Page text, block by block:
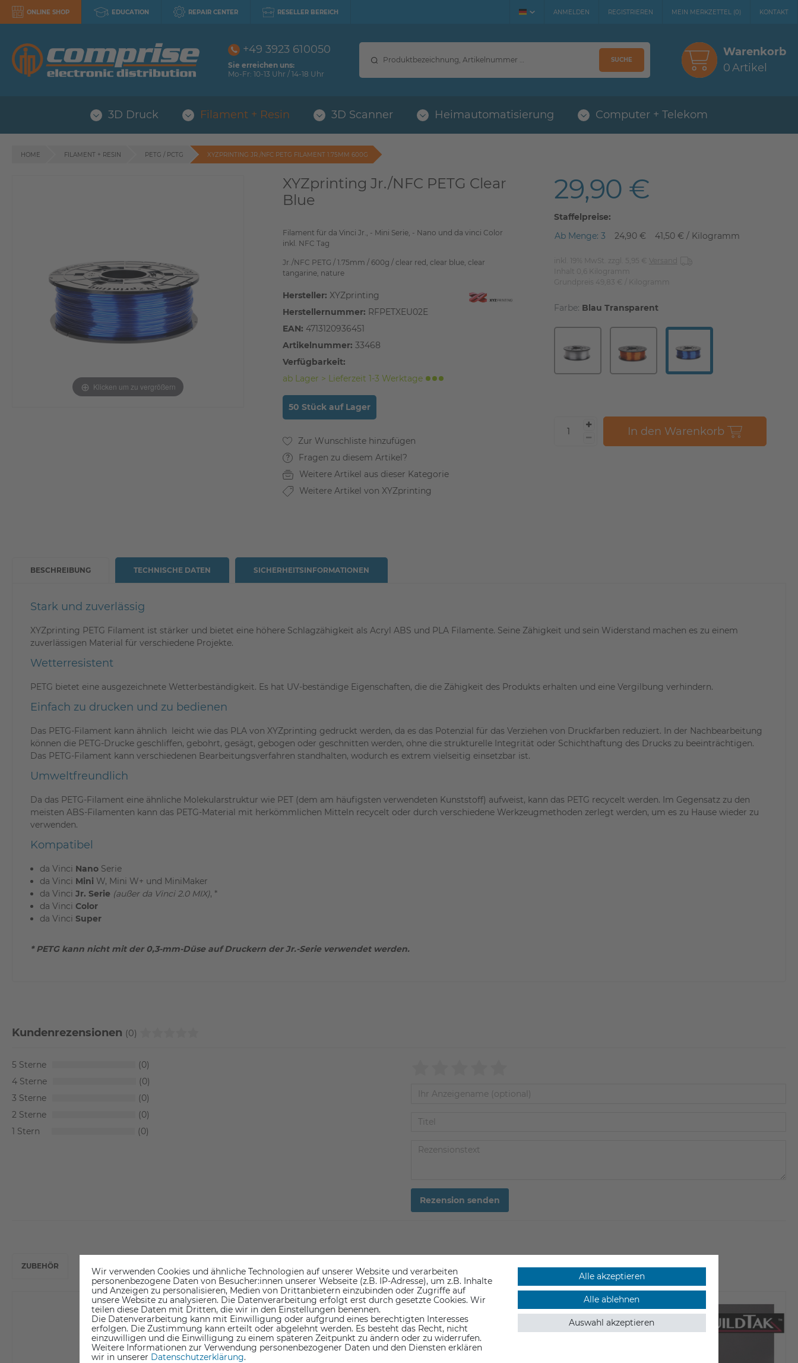
ONLINE SHOP EDUCATION REPAIR CENTER RESELLER BEREICH ANMELDEN REGISTRIEREN MEIN MERKZETTEL (0) KONTAKT
+49 3923 610050
Sie erreichen uns:
Mo-Fr: 10-13 Uhr / 14-18 Uhr
SUCHE
Warenkorb
0Artikel
3D Druck Filament + Resin 3D Scanner Heimautomatisierung Computer + Telekom
HOME FILAMENT + RESIN PETG / PCTG XYZPRINTING JR./NFC PETG FILAMENT 1.75MM 600G
Klicken um zu vergrößern
XYZprinting Jr./NFC PETG Clear
Blue
Filament für da Vinci Jr., - Mini Serie, - Nano und da vinci Color
inkl. NFC Tag
Jr./NFC PETG / 1.75mm / 600g / clear red, clear blue, clear
tangarine, nature
Hersteller: XYZprinting
Herstellernummer: RFPETXEU02E
EAN:4713120936451
Artikelnummer: 33468
Verfügbarkeit:
ab Lager > Lieferzeit 1-3 Werktage
50 Stück auf Lager
Fragen zu diesem Artikel?
Weitere Artikel aus dieser Kategorie
Weitere Artikel von XYZprinting
29,90 €
Staffelpreise:
Ab Menge: 3
24,90 € 41,50 € / Kilogramm
inkl. 19% MwSt. zzgl. 5,95 €
Versand
Inhalt
Kilogramm
49,83 € / Kilogramm
Farbe: Blau Transparent
In den Warenkorb
BESCHREIBUNG
Stark und zuverlässig
XYZprinting PETG Filament ist stärker und bietet eine höhere Schlagzähigkeit als Acryl ABS und PLA Filamente. Seine Zähigkeit und sein Widerstand machen es zu einem
zuverlässigen Material für verschiedene Projekte.
Wetterresistent
PETG bietet eine ausgezeichnete Wetterbeständigkeit. Es hat UV-beständige Eigenschaften, die die Zähigkeit des Produkts erhalten und eine Vergilbung verhindern.
Einfach zu drucken und zu bedienen
Das PETG-Filament kann ähnlich leicht wie das PLA von XYZprinting gedruckt werden, da es das Potenzial für das Verziehen von Druckfarben reduziert. In der Nachbearbeitung
können die PETG-Drucke geschliffen, gebohrt, gesägt, gebogen oder geschnitten werden, ohne die strukturelle Integrität oder Schichthaftung des Drucks zu beeinträchtigen.
Das PETG-Filament kann verschiedenen Bearbeitungsverfahren standhalten, wodurch es extrem vielseitig einsetzbar ist.
Umweltfreundlich
Da das PETG-Filament eine ähnliche Molekularstruktur wie PET (dem am häufigsten verwendeten Kunststoff) aufweist, kann das PETG recycelt werden. Im Gegensatz zu den
meisten ABS-Filamenten kann das PETG-Material mit herkömmlichen Mitteln recycelt oder durch verschiedene Werkzeugmethoden zerlegt werden, um es zu Hause wieder zu
verwenden.
Kompatibel
da Vinci Nano Serie
da Vinci Mini W, Mini W+ und MiniMaker
da Vinci Jr. Serie (außer da Vinci 2.0 MIX), *
da Vinci Color
da Vinci Super
* PETG kann nicht mit der 0,3-mm-Düse auf Druckern der Jr.-Serie verwendet werden.
TECHNISCHE DATEN SICHERHEITSINFORMATIONEN
Kundenrezensionen (0)
5
0
4
0
3
0
2
0
1
0
Rezension senden
ZUBEHÖR
Wir verwenden Cookies und ähnliche Technologien auf unserer Website und verarbeiten
personenbezogene Daten von Besucher:innen unserer Webseite (z.B. IP-Adresse), um z.B. Inhalte
und Anzeigen zu personalisieren, Medien von Drittanbietern einzubinden oder Zugriffe auf
unsere Website zu analysieren. Die Datenverarbeitung erfolgt erst durch gesetzte Cookies. Wir
teilen diese Daten mit Dritten, die wir in den Einstellungen benennen.
Die Datenverarbeitung kann mit Einwilligung oder aufgrund eines berechtigten Interesses
erfolgen. Die Zustimmung kann erteilt oder abgelehnt werden. Es besteht das Recht, nicht
einzuwilligen und die Einwilligung zu einem späteren Zeitpunkt zu ändern oder zu widerrufen.
Weitere Informationen zur Verwendung personenbezogener Daten und den Diensten erklären
wir in unserer Daten­schutz­erklärung.
Alle akzeptieren
Alle ablehnen
Auswahl akzeptieren